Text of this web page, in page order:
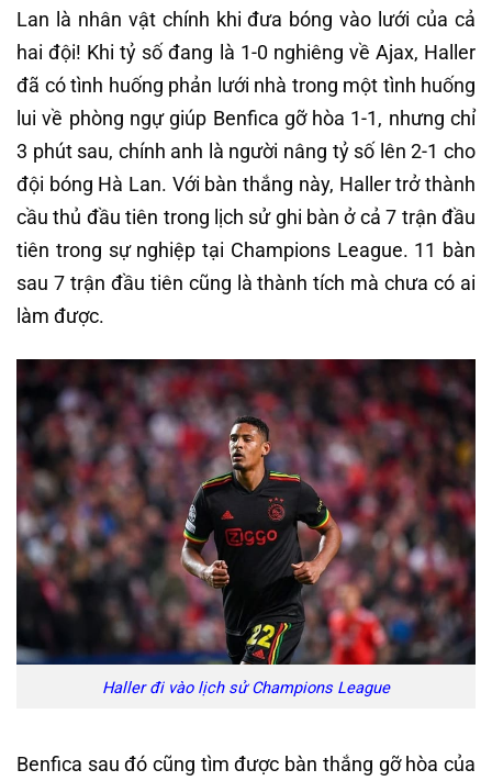
Lan là nhân vật chính khi đưa bóng vào lưới của cả
hai đội! Khi tỷ số đang là 1-0 nghiêng về Ajax, Haller
đã có tình huống phản lưới nhà trong một tình huống
lui về phòng ngự giúp Benfica gỡ hòa 1-1, nhưng chỉ
3 phút sau, chính anh là người nâng tỷ số lên 2-1 cho
đội bóng Hà Lan. Với bàn thắng này, Haller trở thành
cầu thủ đầu tiên trong lịch sử ghi bàn ở cả 7 trận đầu
tiên trong sự nghiệp tại Champions League. 11 bàn
sau 7 trận đầu tiên cũng là thành tích mà chưa có ai
làm được.
Haller đi vào lịch sử Champions League
Benfica sau đó cũng tìm được bàn thắng gỡ hòa của